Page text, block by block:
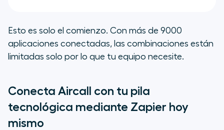
Esto es solo el comienzo. Con más de 9000
aplicaciones conectadas, las combinaciones están
limitadas solo por lo que tu equipo necesite.
Conecta Aircall con tu pila
tecnológica mediante Zapier hoy
mismo